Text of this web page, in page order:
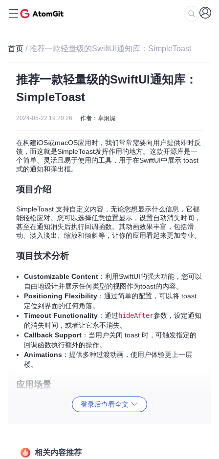
首页 / 推荐一款轻量级的SwiftUI通知库：SimpleToast
推荐一款轻量级的SwiftUI通知库：
SimpleToast
2024-05-22 19:20:26 作者：卓炯娓
在构建iOS或macOS应用时，我们常常需要向用户提供即时反
馈，而这就是SimpleToast发挥作用的地方。这款开源库是一
个简单、灵活且易于使用的工具，用于在SwiftUI中展示 toast
式的通知和弹出框。
项目介绍
SimpleToast 支持自定义内容，无论您想显示什么信息，它都
能轻松应对。您可以选择任意位置显示，设置自动消失时间，
甚至在通知消失后执行回调函数。其动画效果丰富，包括滑
动、淡入淡出、缩放和倾斜等，让你的应用看起来更加专业。
项目技术分析
Customizable Content ：利用SwiftUI的强大功能，您可以
自由地设计并展示任何类型的视图作为toast的内容。
Positioning Flexibility ：通过简单的配置，可以将 toast
定位到界面的任何角落。
Timeout Functionality ：通过hideAfter参数，设定通知
的消失时间，或者让它永不消失。
Callback Support ：当用户关闭 toast 时，可触发指定的
回调函数执行额外的操作。
Animations ：提供多种过渡动画，使用户体验更上一层
楼。
应用场景
SimpleToast 不仅适用于快速提示信息，例如登录成功、操作
失败等常见场景，还可以用于创建简单的模态对话框，提升用
toast 提示“操作成功”。
登录后查看全文
相关内容推荐